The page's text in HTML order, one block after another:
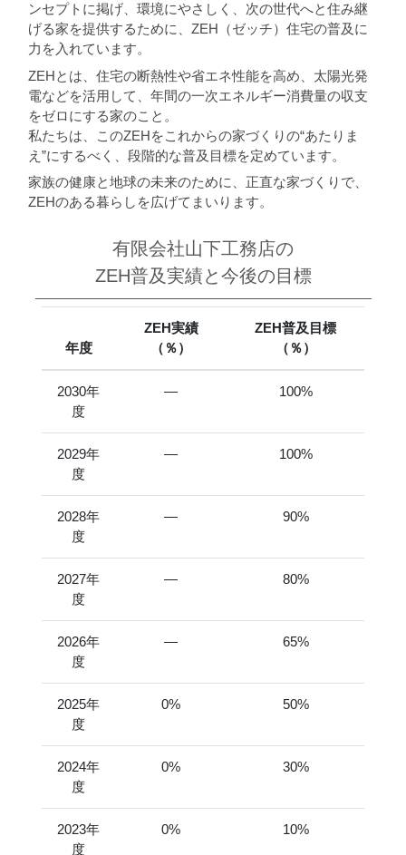
ンセプトに掲げ、環境にやさしく、次の世代へと住み継
げる家を提供するために、ZEH（ゼッチ）住宅の普及に
力を入れています。
ZEHとは、住宅の断熱性や省エネ性能を高め、太陽光発
電などを活用して、年間の一次エネルギー消費量の収支
をゼロにする家のこと。
私たちは、このZEHをこれからの家づくりの“あたりま
え”にするべく、段階的な普及目標を定めています。
家族の健康と地球の未来のために、正直な家づくりで、
ZEHのある暮らしを広げてまいります。
有限会社山下工務店の
ZEH普及実績と今後の目標
年度
ZEH実績
（％）
ZEH普及目標
（％）
2030年
度
― 100%
2029年
度
― 100%
2028年
度
― 90%
2027年
度
― 80%
2026年
度
― 65%
2025年
度
0% 50%
2024年
度
0% 30%
2023年
度
0% 10%